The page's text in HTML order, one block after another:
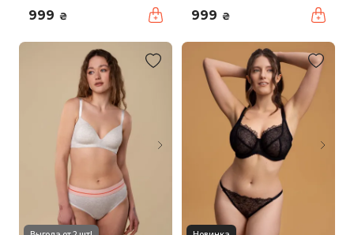
999 ₴ 999 ₴